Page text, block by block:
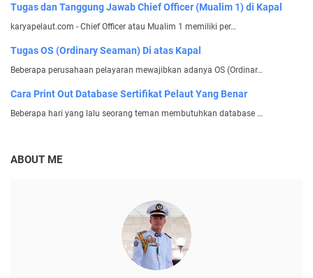
Tugas dan Tanggung Jawab Chief Officer (Mualim 1) di Kapal
karyapelaut.com - Chief Officer atau Mualim 1 memiliki per…
Tugas OS (Ordinary Seaman) Di atas Kapal
Beberapa perusahaan pelayaran mewajibkan adanya OS (Ordinar…
Cara Print Out Database Sertifikat Pelaut Yang Benar
Beberapa hari yang lalu seorang teman membutuhkan database …
ABOUT ME